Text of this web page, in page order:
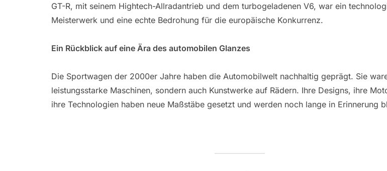
GT-R, mit seinem Hightech-Allradantrieb und dem turbogeladenen V6, war ein
Meisterwerk und eine echte Bedrohung für die europäische Konkurrenz.
Ein Rückblick auf eine Ära des automobilen Glanzes
Die Sportwagen der 2000er Jahre haben die Automobilwelt nachhaltig geprägt. Sie
leistungsstarke Maschinen, sondern auch Kunstwerke auf Rädern. Ihre Designs, ihre
ihre Technologien haben neue Maßstäbe gesetzt und werden noch lange in Erinnerung